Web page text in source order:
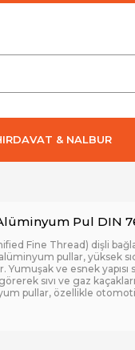
& NALBUR
Pul DIN
Fine Thread) dişli
pullar, yüksek
Yumuşak ve esnek
sıvı ve gaz
pullar, özellikle